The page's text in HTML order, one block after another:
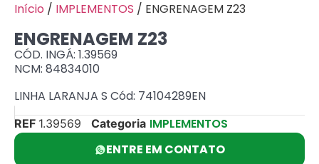
Início / IMPLEMENTOS / ENGRENAGEM Z23
ENGRENAGEM Z23
CÓD. INGÁ: 1.39569
NCM: 84834010
LINHA LARANJA S Cód: 74104289EN
REF 1.39569 Categoria IMPLEMENTOS
ENTRE EM CONTATO